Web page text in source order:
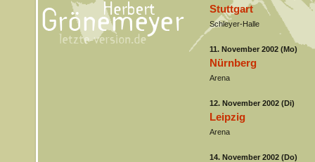
Stuttgart
Schleyer-Halle
11. November 2002 (Mo)
Nürnberg
Arena
12. November 2002 (Di)
Leipzig
Arena
14. November 2002 (Do)